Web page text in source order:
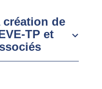
de
TP et